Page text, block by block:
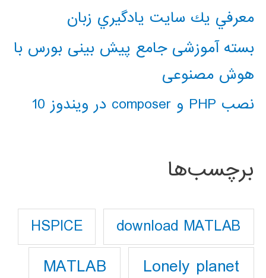
معرفي يك سايت يادگيري زبان
بسته آموزشی جامع پیش بینی بورس با
هوش مصنوعی
نصب PHP و composer در ویندوز 10
برچسب‌ها
download MATLAB
HSPICE
Lonely planet
MATLAB